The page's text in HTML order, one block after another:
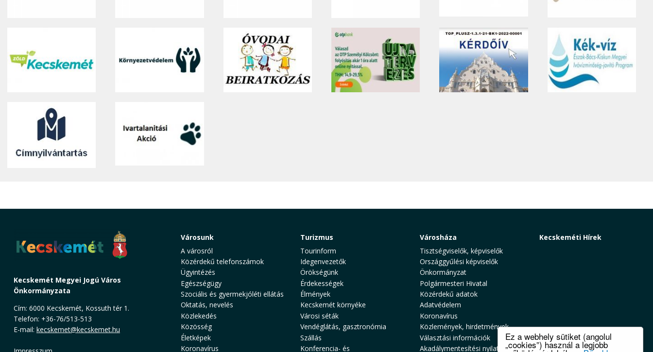
Ez a webhely sütiket (angolul
„cookies”) használ a legjobb
Kecskemét Megyei Jogú Város
Önkormányzata
Cím: 6000 Kecskemét, Kossuth tér 1.
Telefon: +36-76/513-513
E-mail: kecskemet@kecskemet.hu
Városunk
A városról
Közérdekű telefonszámok
Ügyintézés
Egészségügy
Szociális és gyermekjóléti ellátás
Oktatás, nevelés
Közlekedés
Közösség
Életképek
Koronavírus
Turizmus
Tourinform
Idegenvezetők
Örökségünk
Érdekességek
Élmények
Kecskemét környéke
Városi séták
Vendéglátás, gasztronómia
Szállás
Konferencia- és
Városháza
Tisztségviselők, képviselők
Országgyűlési képviselők
Önkormányzat
Polgármesteri Hivatal
Közérdekű adatok
Adatvédelem
Koronavírus
Közlemények, hirdetmények
Választási információk
Akadálymentesítési nyilatkozat
Kecskeméti Hírek